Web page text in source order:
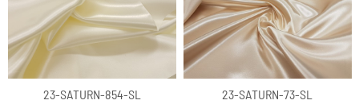
23-SATURN-854-SL 23-SATURN-73-SL